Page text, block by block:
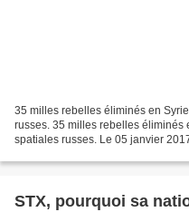
35 milles rebelles éliminés en
russes. 35 milles rebelles éliminés
spatiales russes. Le 05 janvier
STX, pourquoi sa